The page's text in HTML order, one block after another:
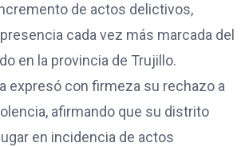
de actos delictivos,
cada vez más marcada del
en la provincia de Trujillo.
expresó con firmeza su rechazo a
afirmando que su distrito
en incidencia de actos